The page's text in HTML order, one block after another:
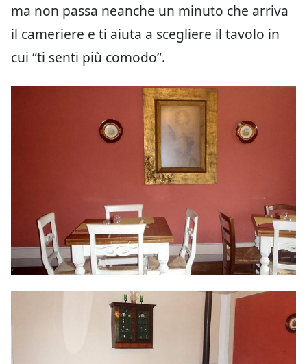
ma non passa neanche un minuto che arriva
il cameriere e ti aiuta a scegliere il tavolo in
cui “ti senti più comodo”.